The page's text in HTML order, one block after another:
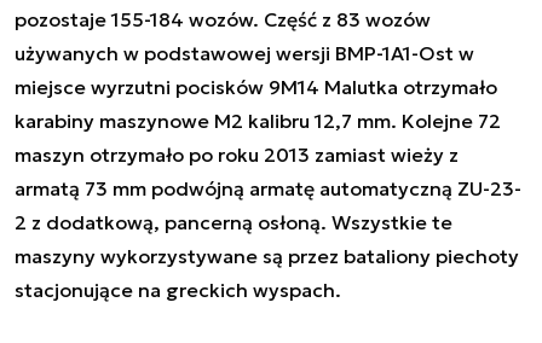
pozostaje 155-184 wozów. Część z 83 wozów
używanych w podstawowej wersji BMP-1A1-Ost w
miejsce wyrzutni pocisków 9M14 Malutka otrzymało
karabiny maszynowe M2 kalibru 12,7 mm. Kolejne 72
maszyn otrzymało po roku 2013 zamiast wieży z
armatą 73 mm podwójną armatę automatyczną ZU-23-
2 z dodatkową, pancerną osłoną. Wszystkie te
maszyny wykorzystywane są przez bataliony piechoty
stacjonujące na greckich wyspach.